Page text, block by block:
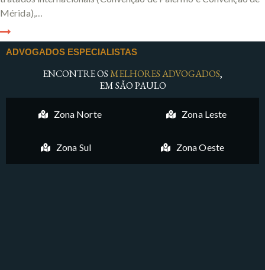
Mérida),…
ADVOGADOS ESPECIALISTAS
ENCONTRE OSMELHORES ADVOGADOS,
EM SÃO PAULO
Zona Norte Zona Leste
Zona Sul Zona Oeste